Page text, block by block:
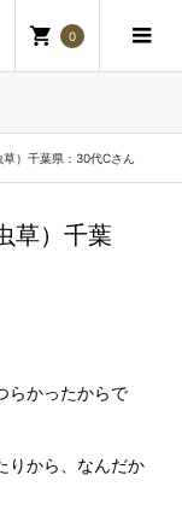
0
）千葉県：30代Cさん
草）千葉
らかったからで
りから、なんだか